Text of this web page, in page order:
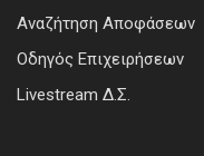
Αναζήτηση Αποφάσεων
Οδηγός Επιχειρήσεων
Livestream Δ.Σ.